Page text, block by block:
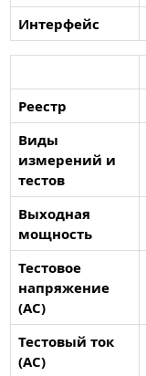
Интерфейс
Реестр
Виды
измерений и
тестов
Выходная
мощность
Тестовое
напряжение
(AC)
Тестовый ток
(AC)